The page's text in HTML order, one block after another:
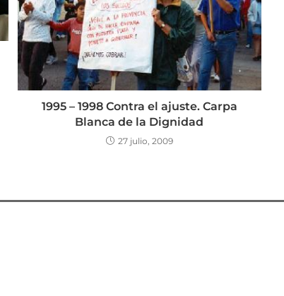
1995 – 1998 Contra el ajuste. Carpa
Blanca de la Dignidad
27 julio, 2009